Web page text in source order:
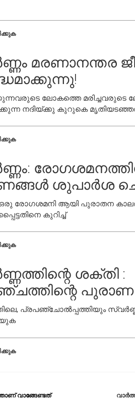
മരണാനന്തര
ലോകത്തെ
നദിയ്ക്കു കുറുകെ
ശുപാർശ
രോഗശമനി ആയി പുരാതന
കുറിച്ച്
ശക്തി :
പുരാണ
പ്രപഞ്ചോൽപ്പത്തിയും
വാങ്ങേണ്ടത്